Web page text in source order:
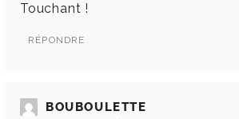
Touchant !
RÉPONDRE
BOUBOULETTE